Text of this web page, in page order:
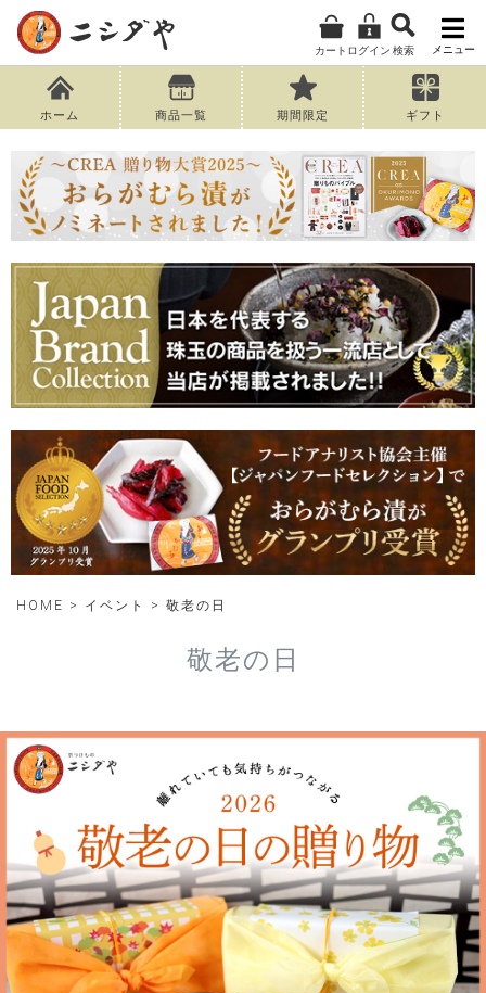
カート ログイン 検索 メニュー
ホーム 商品一覧 期間限定 ギフト
HOME イベント 敬老の日
敬老の日